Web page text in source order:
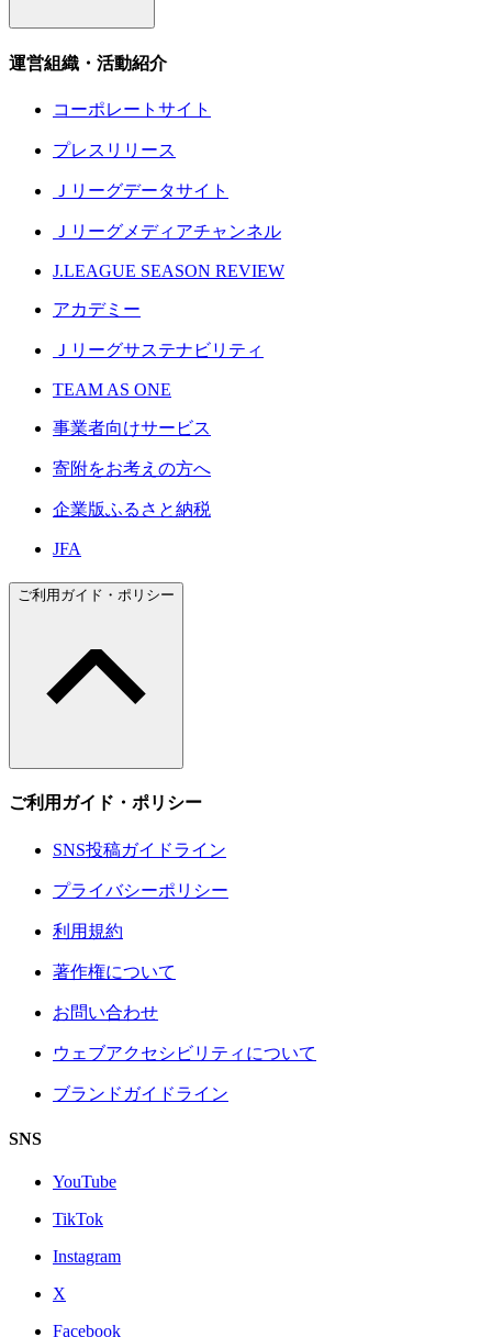
運営組織・活動紹介
コーポレートサイト
プレスリリース
Ｊリーグデータサイト
Ｊリーグメディアチャンネル
J.LEAGUE SEASON REVIEW
アカデミー
Ｊリーグサステナビリティ
TEAM AS ONE
事業者向けサービス
寄附をお考えの方へ
企業版ふるさと納税
JFA
ご利用ガイド・ポリシー
ご利用ガイド・ポリシー
SNS投稿ガイドライン
プライバシーポリシー
利用規約
著作権について
お問い合わせ
ウェブアクセシビリティについて
ブランドガイドライン
SNS
YouTube
TikTok
Instagram
X
Facebook